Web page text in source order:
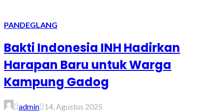
PANDEGLANG
Bakti Indonesia INH Hadirkan
Harapan Baru untuk Warga
Kampung Gadog
admin 14, Agustus 2025